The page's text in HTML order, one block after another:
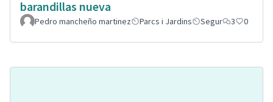
barandillas nueva
Pedro mancheño martinez Parcs i Jardins Segur 3 0